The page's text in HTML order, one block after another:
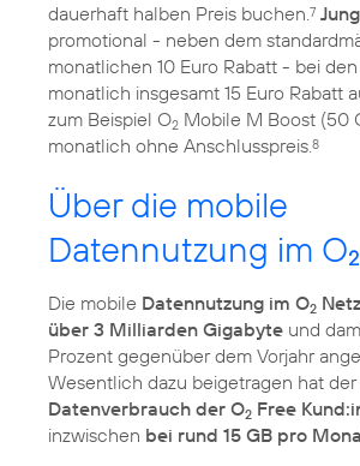
dauerhaft halben Preis buchen. 7
promotional - neben dem
monatlichen 10 Euro Rabatt - bei
monatlich insgesamt 15 Euro Rabatt
zum Beispiel O2 Mobile M Boost (50
monatlich ohne Anschlusspreis. 8
Über die mobile
Datennutzung im O2
Die mobile Datennutzung im O2
über 3 Milliarden Gigabyte und
Prozent gegenüber dem Vorjahr
Wesentlich dazu beigetragen hat der
Datenverbrauch der O2 Free
inzwischen bei rund 15 GB pro